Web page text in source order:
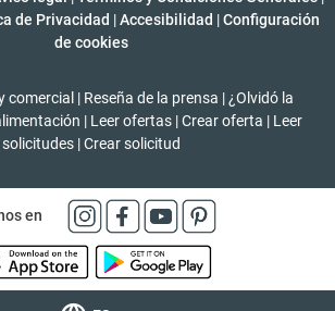
de Privacidad | Accesibilidad | Configuración
de cookies
comercial | Reseña de la prensa | ¿Olvidó la
| Leer ofertas | Crear oferta | Leer
solicitudes |Crear solicitud
en